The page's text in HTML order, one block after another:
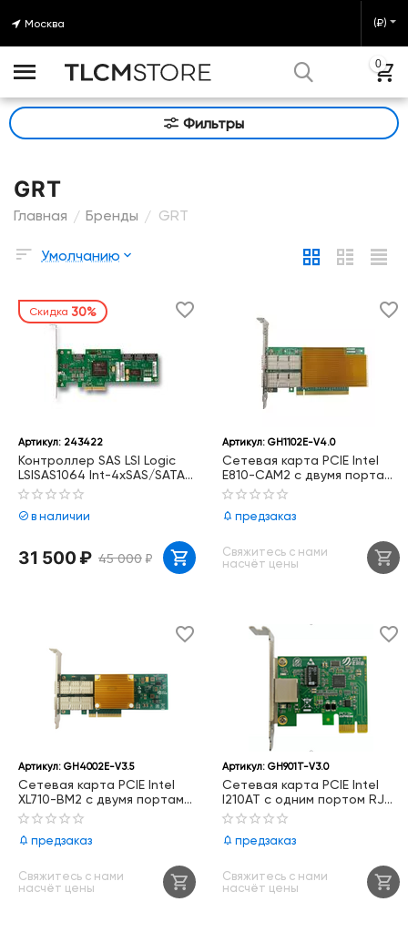
Москва (₽)
0
Фильтры
GRT
Главная / Бренды / GRT
Умолчанию
Скидка 30%
Артикул: 243422
Контроллер SAS LSI Logic
LSISAS1064 Int-4xSAS/SATA
RAID10 U300 LP PCI-E4x OEM
(вскрыт)
в наличии
45 000 ₽
31 500₽
Артикул: GH1102E-V4.0
Сетевая карта PCIE Intel
E810-CAM2 с двумя портами
100GbE, GH1102E-V4.0
предзаказ
Свяжитесь с нами
насчёт цены
Артикул: GH4002E-V3.5
Сетевая карта PCIE Intel
XL710-BM2 с двумя портами
QSFP+ 40GbE, GH4002E-
V3.5
предзаказ
Свяжитесь с нами
насчёт цены
Артикул: GH901T-V3.0
Сетевая карта PCIE Intel
I210AT с одним портом RJ45
1000Base-T, GH901T-V3.0
предзаказ
Свяжитесь с нами
насчёт цены